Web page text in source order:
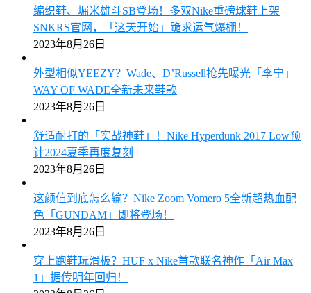
编织鞋、堀米雄斗SB登场！多双Nike重磅球鞋上架
SNKRS官网，「这天开始」跪求运气爆棚！
2023年8月26日
外型相似YEEZY？Wade、D’Russell抢先曝光「李宁」
WAY OF WADE全新未来鞋款
2023年8月26日
舒适耐打的「实战神鞋」！Nike Hyperdunk 2017 Low预
计2024夏季再度复刻
2023年8月26日
这颜值到底怎么输？Nike Zoom Vomero 5全新超热血配
色「GUNDAM」即将登场！
2023年8月26日
穿上跑鞋玩滑板？HUF x Nike首款联名神作「Air Max
1」据传明年回归！